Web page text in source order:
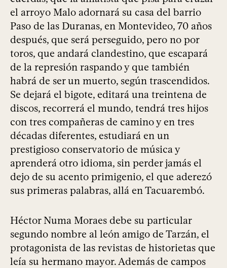
el arroyo Malo adornará su casa del barrio
Paso de las Duranas, en Montevideo, 70 años
después, que será perseguido, pero no por
toros, que andará clandestino, que escapará
de la represión raspando y que también
habrá de ser un muerto, según trascendidos.
Se dejará el bigote, editará una treintena de
discos, recorrerá el mundo, tendrá tres hijos
con tres compañeras de camino y en tres
décadas diferentes, estudiará en un
prestigioso conservatorio de música y
aprenderá otro idioma, sin perder jamás el
dejo de su acento primigenio, el que aderezó
sus primeras palabras, allá en Tacuarembó.
Héctor Numa Moraes debe su particular
segundo nombre al león amigo de Tarzán, el
protagonista de las revistas de historietas que
leía su hermano mayor. Además de campos